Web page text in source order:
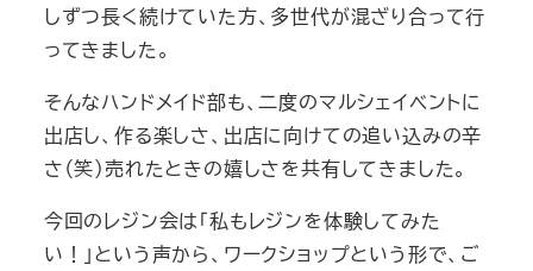
しずつ長く続けていた方、多世代が混ざり合って行
ってきました。
そんなハンドメイド部も、二度のマルシェイベントに
出店し、作る楽しさ、出店に向けての追い込みの辛
さ（笑）売れたときの嬉しさを共有してきました。
今回のレジン会は「私もレジンを体験してみた
い！」という声から、ワークショップという形で、ご